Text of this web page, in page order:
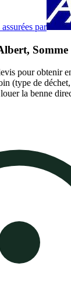
par
Somme
pour obtenir
(type de
la benne